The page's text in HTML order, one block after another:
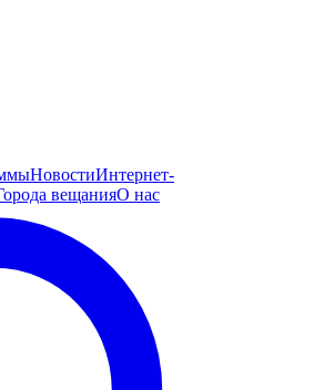
НовостиИнтернет-
вещанияО нас